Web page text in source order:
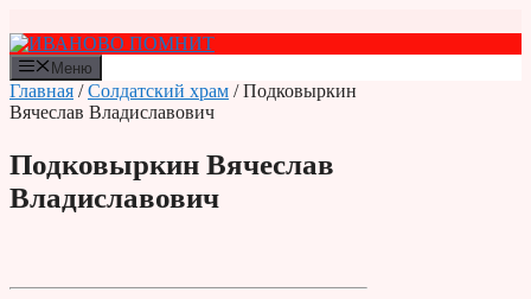
к
содержимому
Меню
Главная /Солдатский храм / Подковыркин
Вячеслав Владиславович
Подковыркин Вячеслав
Владиславович